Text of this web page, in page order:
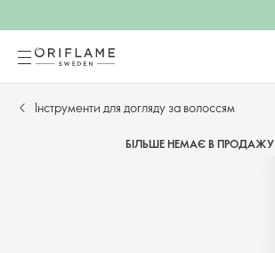
Інструменти для догляду за волоссям
БІЛЬШЕ НЕМАЄ В ПРОДАЖУ